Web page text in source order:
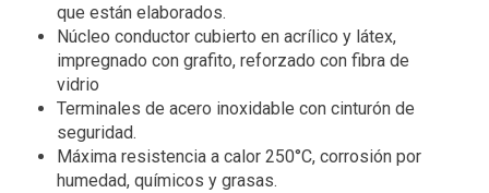
que están elaborados.
Núcleo conductor cubierto en acrílico y látex,
impregnado con grafito, reforzado con fibra de
vidrio
Terminales de acero inoxidable con cinturón de
seguridad.
Máxima resistencia a calor 250°C, corrosión por
humedad, químicos y grasas.